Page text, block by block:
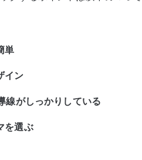
単
イン
線がしっかりしている
を選ぶ